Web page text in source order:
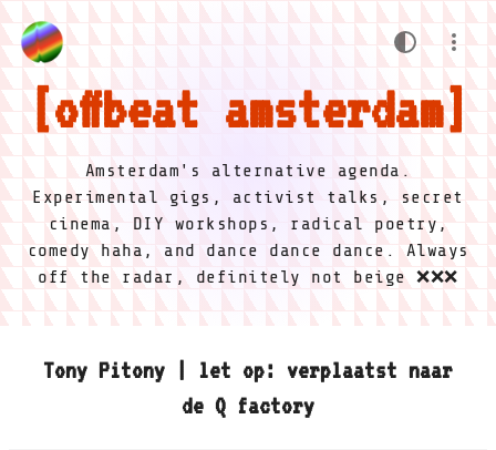
offbeat amsterdam
Amsterdam's alternative agenda.
Experimental gigs, activist talks, secret
cinema, DIY workshops, radical poetry,
comedy haha, and dance dance dance. Always
off the radar, definitely not beige ❌❌❌
Tony Pitony | let op: verplaatst naar
de Q factory